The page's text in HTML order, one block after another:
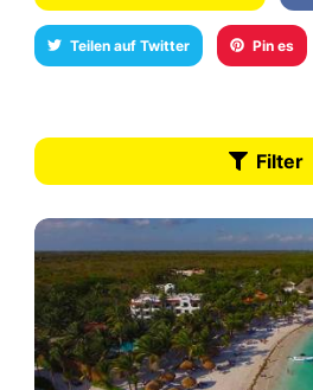
Teilen auf Twitter Pin es
Filter